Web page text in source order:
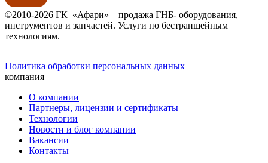
©2010-2026 ГК «Афари» – продажа ГНБ- оборудования,
инструментов и запчастей. Услуги по бестраншейным
технологиям.
Политика обработки персональных данных
компания
О компании
Партнеры, лицензии и сертификаты
Технологии
Новости и блог компании
Вакансии
Контакты